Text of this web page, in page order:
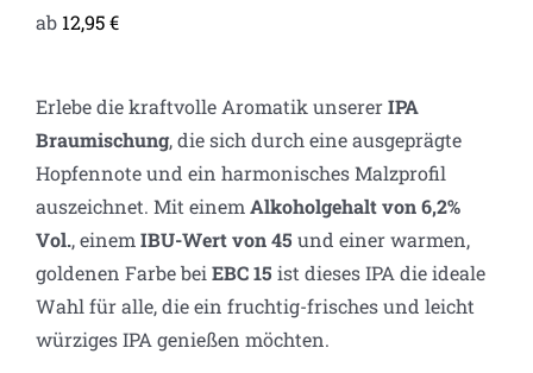
ab 12,95€
Erlebe die kraftvolle Aromatik unsererIPA
Braumischung, die sich durch eine ausgeprägte
Hopfennote und ein harmonisches Malzprofil
auszeichnet. Mit einem Alkoholgehalt von 6,2%
Vol., einem IBU-Wert von 45 und einer warmen,
goldenen Farbe bei EBC 15 ist dieses IPA die ideale
Wahl für alle, die ein fruchtig-frisches und leicht
würziges IPA genießen möchten.